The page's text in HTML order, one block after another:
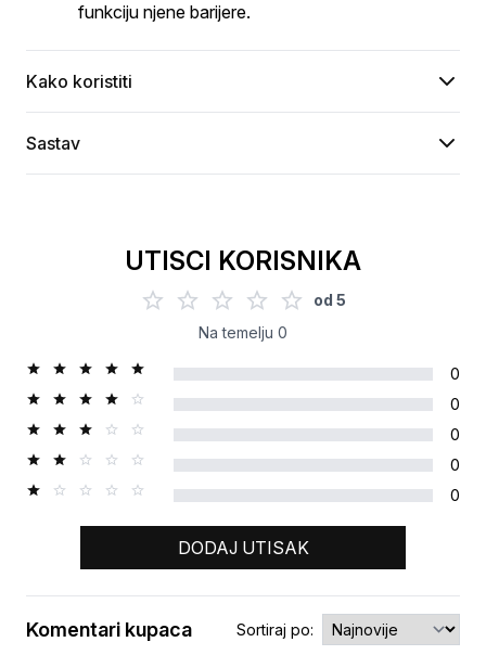
funkciju njene barijere.
Kako koristiti
Sastav
UTISCI KORISNIKA
od 5
Na temelju 0
0
0
0
0
0
DODAJ UTISAK
Komentari kupaca Sortiraj po: